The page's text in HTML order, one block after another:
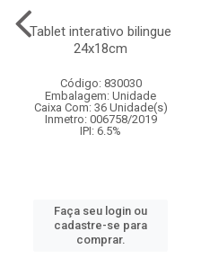
Tablet interativo bilingue
24x18cm
Código: 830030
Embalagem: Unidade
Caixa Com: 36 Unidade(s)
Inmetro: 006758/2019
IPI: 6.5%
Faça seu login ou
cadastre-se para
comprar.